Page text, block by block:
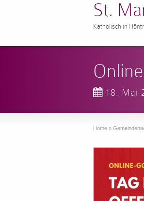
St.
Katholisch in
18. Mai
Home »